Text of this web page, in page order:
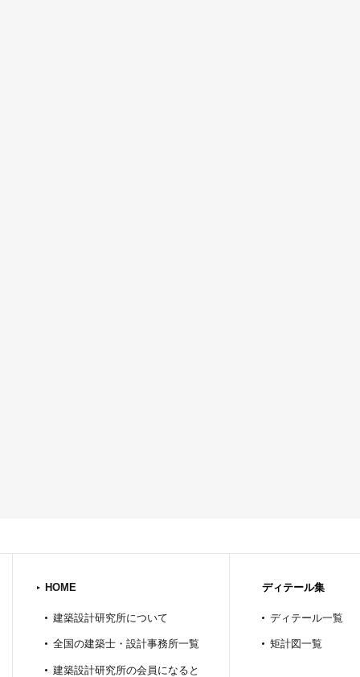
HOME
建築設計研究所について
全国の建築士・設計事務所一覧
建築設計研究所の会員になると
ディテール集
ディテール一覧
矩計図一覧